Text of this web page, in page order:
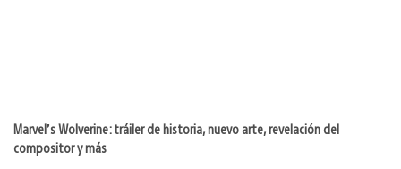
Marvel’s Wolverine: tráiler de historia, nuevo arte, revelación del
compositor y más